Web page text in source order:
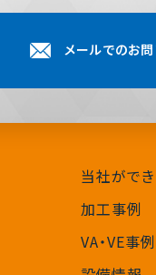
メールでのお
当社がで
加工事例
VA・VE事例